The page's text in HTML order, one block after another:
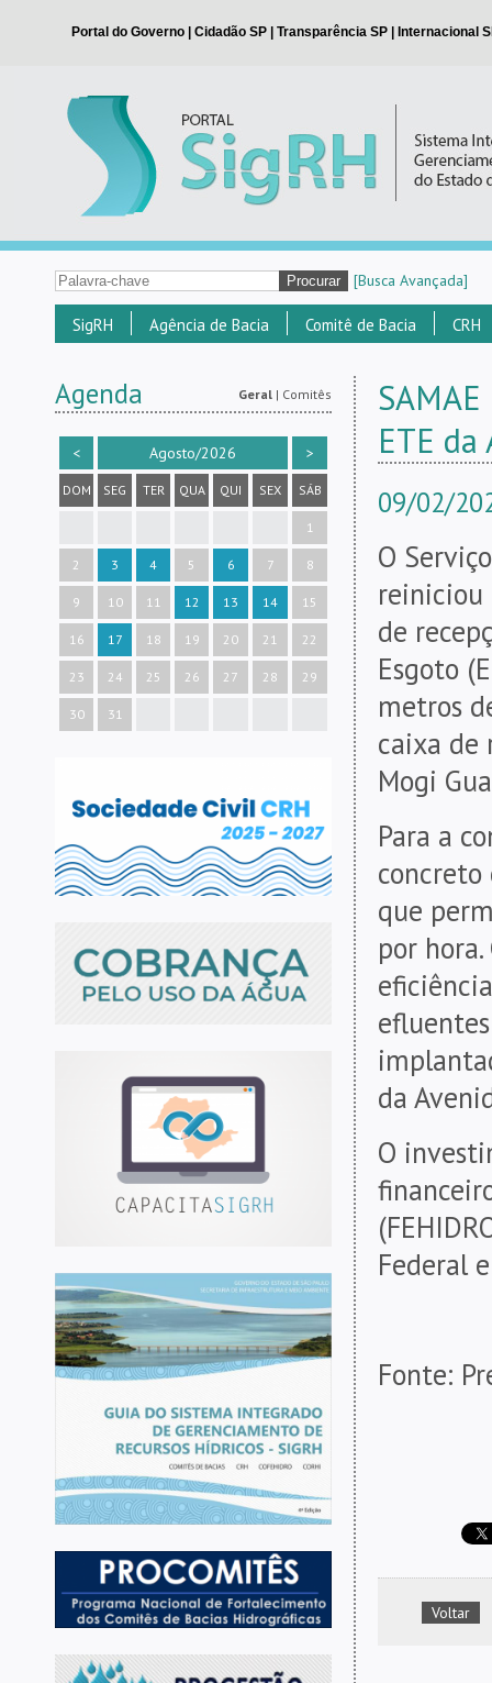
[Busca Avançada]
SigRH Agência de Bacia Comitê de Bacia CRH
Agenda Geral | Comitês
< Agosto/2026 >
DOM SEG TER QUA QUI SEX SÁB
1
2 3 4 5 6 7 8
9 10 11 12 13 14 15
16 17 18 19 20 21 22
23 24 25 26 27 28 29
30 31
ETE
09/02/
O
reiniciou
de
Esgoto
metros
caixa de
Mogi
Para a
que
por
da
O
Federal
Fonte:
Voltar